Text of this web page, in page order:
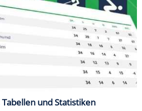
und Statistiken